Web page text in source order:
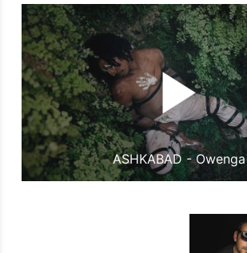
ASHKABAD - Owenga